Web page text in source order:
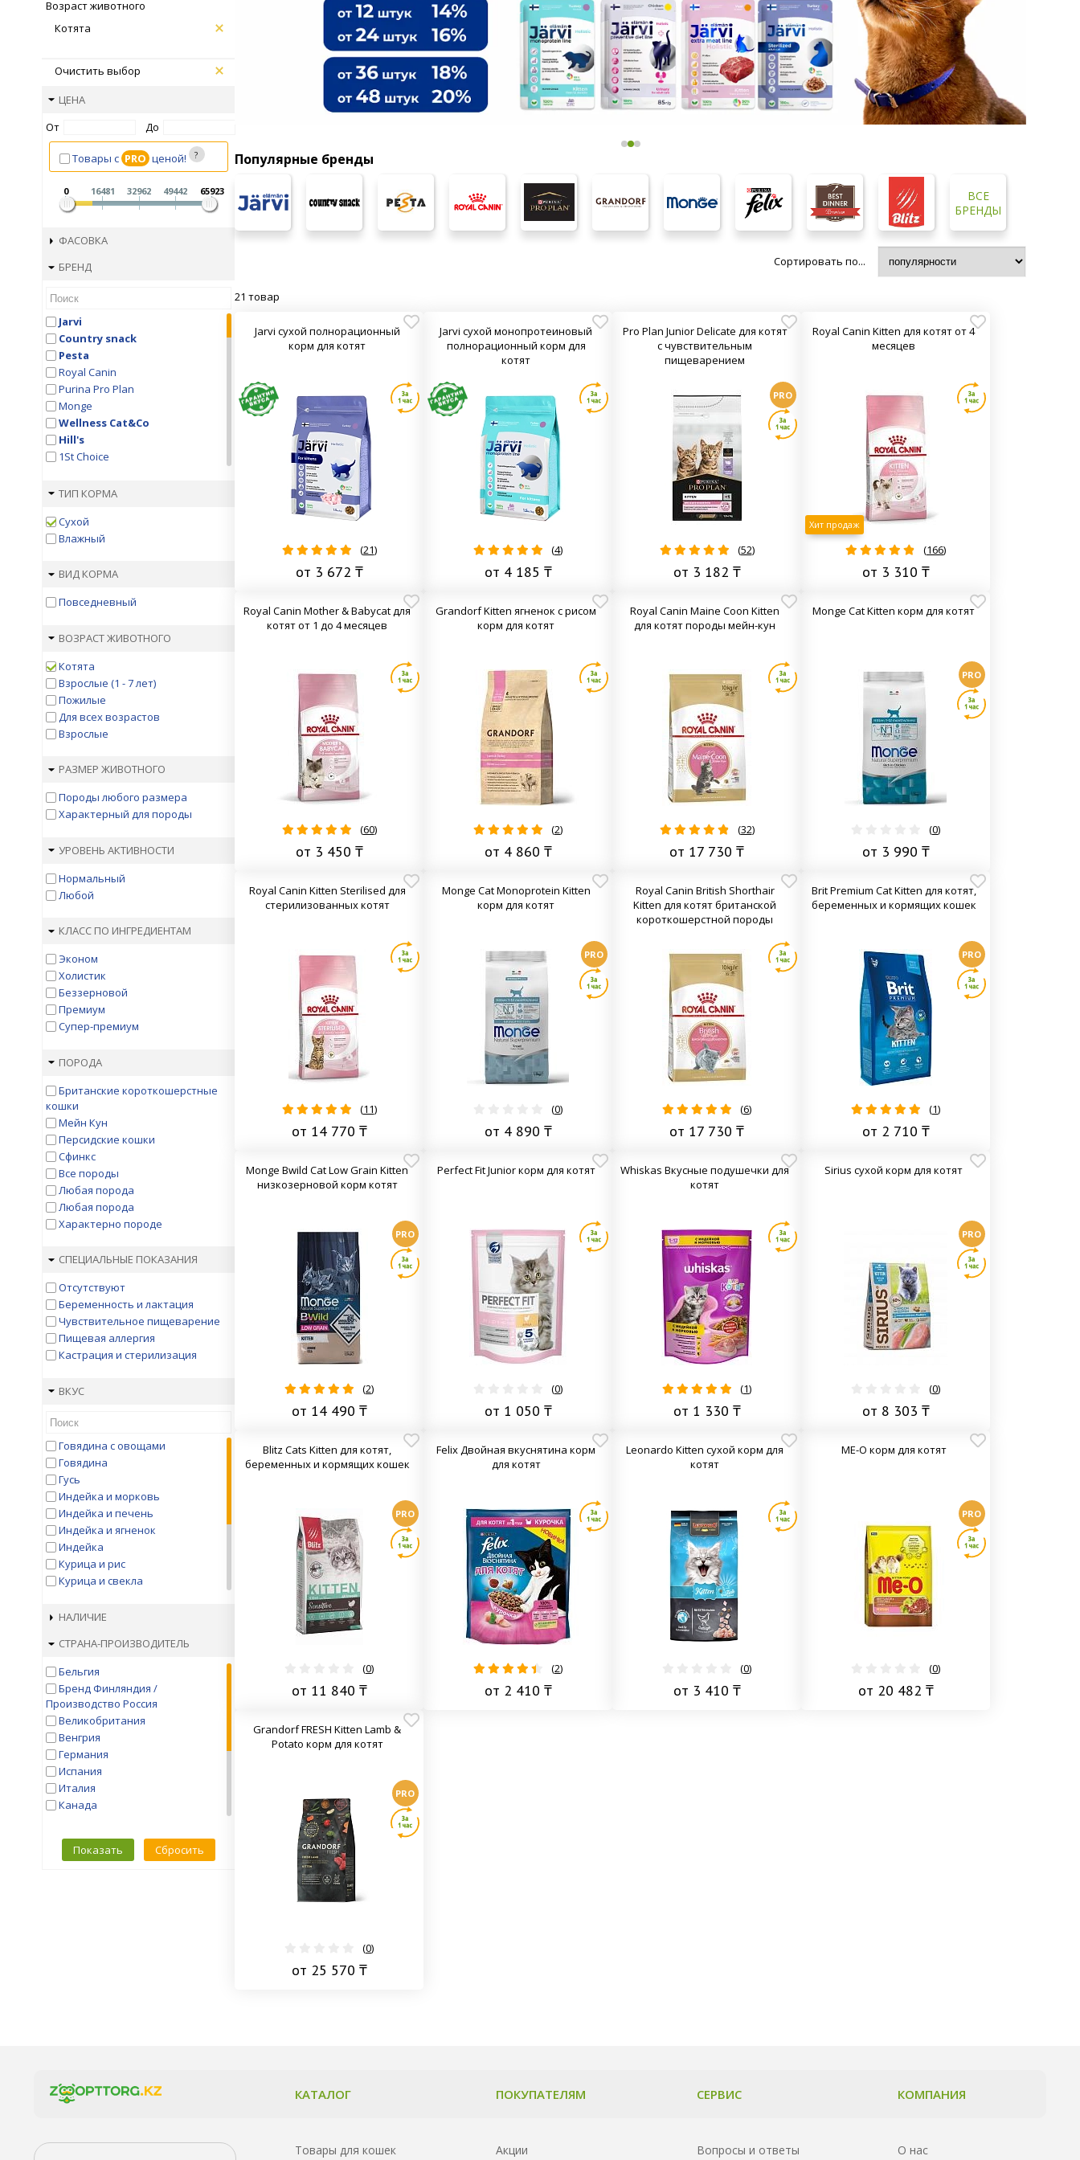
Возраст животного
Котята
Очистить выбор
ЦЕНА
От
До
Товары с PRO ценой!
0 16481 32962 49442 65923
ФАСОВКА
БРЕНД
Jarvi
Country snaсk
Pesta
Royal Canin
Purina Pro Plan
Monge
Wellness Cat&Co
Hill's
1St Choice
Applaws
Bozita
Brit
Carnilove Brit
Croque
Farmina N&D
Florida
Friskies
Gemon
Happy Cat
Husse
Karmy
Landor
Leonardo
Matisse
Mera
Natura
Nature`s Protection
NOW
Nutram
ONE & ONLY
ProBalance
Purina One
Reflex
SAVARRA
Sirius
Spectrum
Trendline
Wellness Core
Whiskas
Winner
Мнямс
Наша Марка
ТИП КОРМА
Сухой
Влажный
ВИД КОРМА
Повседневный
ВОЗРАСТ ЖИВОТНОГО
Котята
Взрослые (1 - 7 лет)
Пожилые
Для всех возрастов
Взрослые
РАЗМЕР ЖИВОТНОГО
Породы любого размера
Характерный для породы
УРОВЕНЬ АКТИВНОСТИ
Нормальный
Любой
КЛАСС ПО ИНГРЕДИЕНТАМ
Эконом
Холистик
Беззерновой
Премиум
Супер-премиум
ПОРОДА
Британские короткошерстные
кошки
Мейн Кун
Персидские кошки
Сфинкс
Все породы
Любая порода
Любая порода
Характерно породе
СПЕЦИАЛЬНЫЕ ПОКАЗАНИЯ
Отсутствуют
Беременность и лактация
Чувствительное пищеварение
Пищевая аллергия
Кастрация и стерилизация
ВКУС
Говядина с овощами
Говядина
Гусь
Индейка и морковь
Индейка и печень
Индейка и ягненок
Индейка
Курица и рис
Курица и свекла
НЕ ИСПОЛЬЗОВАТЬ
Утка
Форель
Ягненок и батат
Ягненок и рис
НАЛИЧИЕ
СТРАНА-ПРОИЗВОДИТЕЛЬ
Бельгия
Бренд Финляндия /
Производство Россия
Великобритания
Венгрия
Германия
Испания
Италия
Канада
Нидерланды
Россия
Показать Сбросить
Популярные бренды
ВСЕ
БРЕНДЫ
Сортировать по...
21 товар
Jarvi сухой полнорационный
корм для котят
(21)
от 3 672 ₸
Jarvi сухой монопротеиновый
полнорационный корм для
котят
(4)
от 4 185 ₸
Pro Plan Junior Delicate для котят
с чувствительным
пищеварением
PRO
(52)
от 3 182 ₸
Royal Canin Kitten для котят от 4
месяцев
Хит продаж
(166)
от 3 310 ₸
Royal Canin Mother & Babycat для
котят от 1 до 4 месяцев
(60)
от 3 450 ₸
Grandorf Kitten ягненок с рисом
корм для котят
(2)
от 4 860 ₸
Royal Canin Maine Coon Kitten
для котят породы мейн-кун
(32)
от 17 730 ₸
Monge Cat Kitten корм для котят
PRO
(0)
от 3 990 ₸
Royal Canin Kitten Sterilised для
стерилизованных котят
(11)
от 14 770 ₸
Monge Cat Monoprotein Kitten
корм для котят
PRO
(0)
от 4 890 ₸
Royal Canin British Shorthair
Kitten для котят британской
короткошерстной породы
(6)
от 17 730 ₸
Brit Premium Cat Kitten для котят,
беременных и кормящих кошек
PRO
(1)
от 2 710 ₸
Monge Bwild Cat Low Grain Kitten
низкозерновой корм котят
PRO
(2)
от 14 490 ₸
Perfect Fit Junior корм для котят
(0)
от 1 050 ₸
Whiskas Вкусные подушечки для
котят
(1)
от 1 330 ₸
Sirius сухой корм для котят
PRO
(0)
от 8 303 ₸
Blitz Cats Kitten для котят,
беременных и кормящих кошек
PRO
(0)
от 11 840 ₸
Felix Двойная вкуснятина корм
для котят
(2)
от 2 410 ₸
Leonardo Kitten сухой корм для
котят
(0)
от 3 410 ₸
ME-O корм для котят
PRO
(0)
от 20 482 ₸
Grandorf FRESH Kitten Lamb &
Potato корм для котят
PRO
(0)
от 25 570 ₸
КАТАЛОГ
Товары для кошек
ПОКУПАТЕЛЯМ
Акции
СЕРВИС
Вопросы и ответы
КОМПАНИЯ
О нас